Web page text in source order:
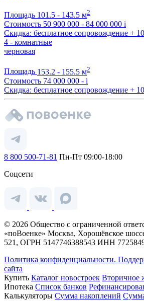
Площадь 101.5 - 143.5 м2
Стоимость 50 900 000 - 84 000 000 i
Скидка: бесплатное сопровождение +
4 - комнатные
черновая
Площадь 153.2 - 155.5 м2
Стоимость 74 000 000 - i
Скидка: бесплатное сопровождение +
8 800 500-71-81 Пн-Пт 09:00-18:00
Соцсети
© 2026 Общество с ограниченной
«поВоенке» Москва, Хорошёвское
521, ОГРН 5147746388543 ИНН
Политика конфиденциальности.
сайта
Купить Каталог новостроек Вторичное
Ипотека Список банков
Калькуляторы Сумма накоплений